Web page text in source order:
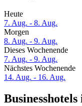
Heute
7. Aug. - 8. Aug.
Morgen
8. Aug. - 9. Aug.
Dieses Wochenende
7. Aug. - 9. Aug.
Nächstes Wochenende
14. Aug. - 16. Aug.